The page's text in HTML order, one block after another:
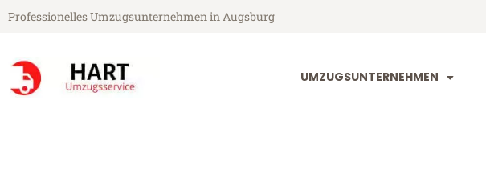
Professionelles Umzugsunternehmen in Augsburg
UMZUGSUNTERNEHMEN